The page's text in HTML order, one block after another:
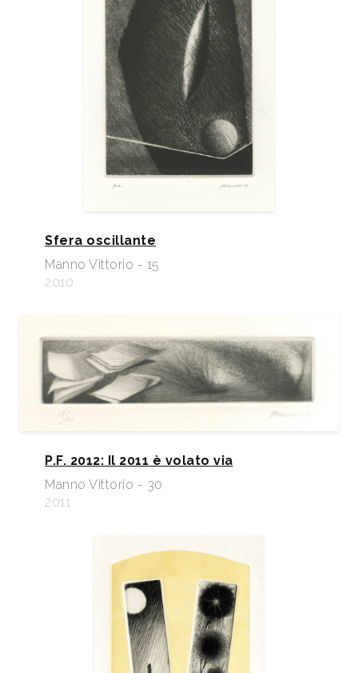
Sfera oscillante
Manno Vittorio - 15
2010
P.F. 2012: Il 2011 è volato via
Manno Vittorio - 30
2011